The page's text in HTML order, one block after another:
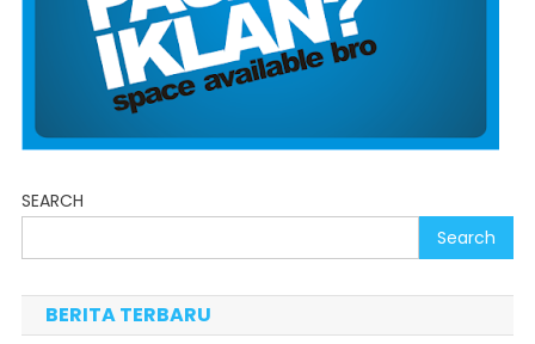
SEARCH
Search
BERITA TERBARU